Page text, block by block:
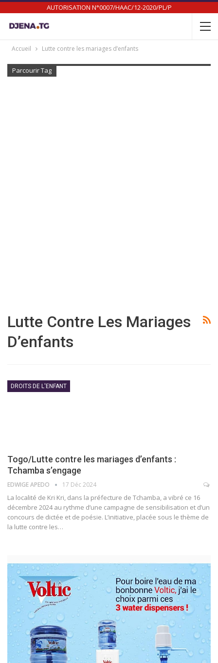
AUTORISATION N°0007/HAAC/12-2020/PL/P
Accueil Lutte contre les mariages d’enfants
Parcourir Tag
Lutte Contre Les Mariages
D’enfants
DROITS DE L'ENFANT
Togo/Lutte contre les mariages d’enfants :
Tchamba s’engage
EDWIGE APEDO 17 Déc 2024
La localité de Kri Kri, dans la préfecture de Tchamba, a vibré ce 16
décembre 2024 au rythme d’une campagne de sensibilisation et d’un
concours de dictée et de poésie. L’initiative, placée sous le thème de
la lutte contre les…